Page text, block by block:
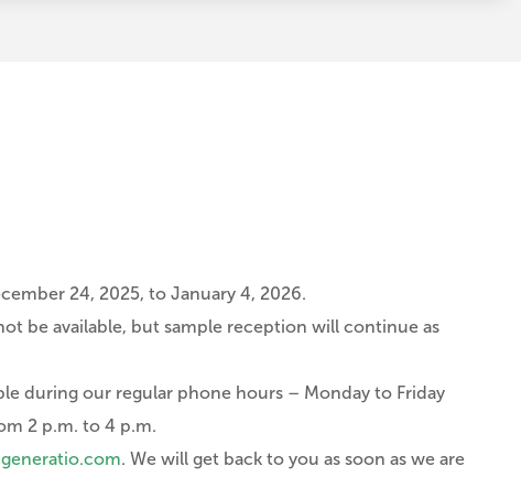
24, 2025, to January 4, 2026.
be available, but sample reception will continue as
during our regular phone hours – Monday to Friday
2 p.m. to 4 p.m.
. We will get back to you as soon as we are